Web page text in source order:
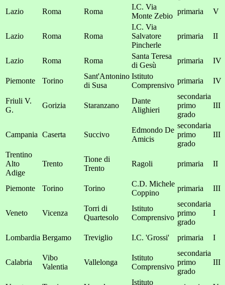
Lazio Roma Roma
I.C. Via
Monte Zebio
primaria V
Lazio Roma Roma
I.C. Via
Salvatore
Pincherle
primaria II
Lazio Roma Roma
Santa Teresa
di Gesù
primaria IV
Piemonte Torino
Sant'Antonino
di Susa
Istituto
Comprensivo
primaria IV
Friuli V.
G.
Gorizia Staranzano
Dante
Alighieri
secondaria
primo
grado
III
Campania Caserta Succivo
Edmondo De
Amicis
secondaria
primo
grado
III
Trentino
Alto
Adige
Trento
Tione di
Trento
Ragoli primaria II
Piemonte Torino Torino
C.D. Michele
Coppino
primaria III
Veneto Vicenza
Torri di
Quartesolo
Istituto
Comprensivo
secondaria
primo
grado
I
Lombardia Bergamo Treviglio I.C. 'Grossi' primaria I
Calabria
Vibo
Valentia
Vallelonga
Istituto
Comprensivo
secondaria
primo
grado
III
Istituto